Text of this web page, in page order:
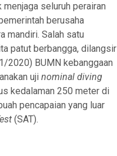
seluruh perairan
berusaha
mandiri. Salah satu
patut berbangga, dilangsir
2020) BUMN kebanggaan
uji nominal diving
kedalaman 250 meter di
pencapaian yang luar
(SAT).